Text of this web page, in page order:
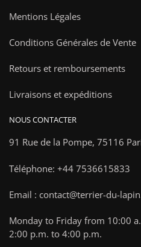
Mentions Légales
Conditions Générales de Vente
Retours et remboursements
Livraisons et expéditions
NOUS CONTACTER
91 Rue de la Pompe, 75116
Téléphone: +44 7536615833
Email : contact@terrier-du-
Monday to Friday from 10:00
2:00 p.m. to 4:00 p.m.